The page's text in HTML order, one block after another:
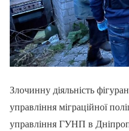
Злочинну діяльність
управління міграційної
управління ГУНП в